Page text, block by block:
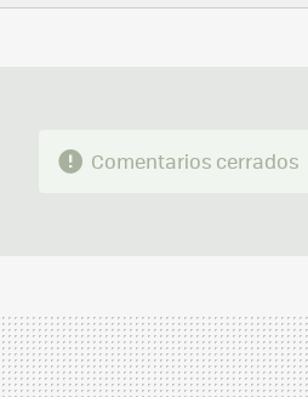
FACEBOOK
TWITTERFLIPBOARD
E-
WHATSAPP
Comentarios cerrados